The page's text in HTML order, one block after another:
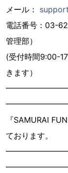
メール：
電話番号：03-
管理部）
(受付時間9:00-
きます）
『SAMURAI
ております。